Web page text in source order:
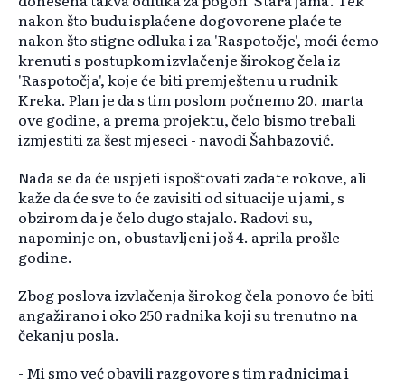
nakon što budu isplaćene dogovorene plaće te
nakon što stigne odluka i za 'Raspotočje', moći ćemo
krenuti s postupkom izvlačenje širokog čela iz
'Raspotočja', koje će biti premještenu u rudnik
Kreka. Plan je da s tim poslom počnemo 20. marta
ove godine, a prema projektu, čelo bismo trebali
izmjestiti za šest mjeseci - navodi Šahbazović.
Nada se da će uspjeti ispoštovati zadate rokove, ali
kaže da će sve to će zavisiti od situacije u jami, s
obzirom da je čelo dugo stajalo. Radovi su,
napominje on, obustavljeni još 4. aprila prošle
godine.
Zbog poslova izvlačenja širokog čela ponovo će biti
angažirano i oko 250 radnika koji su trenutno na
čekanju posla.
- Mi smo već obavili razgovore s tim radnicima i